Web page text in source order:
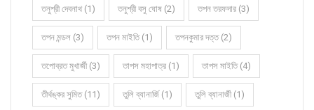
তনুশ্রী দেবনাথ (1) তনুশ্রী বসু ঘোষ (2) তপন তরফদার (3)
তপন মন্ডল (3) তপন মাইতি (1) তপনকুমার দত্ত (2)
তপোব্রত মুখার্জী (3) তাপস মহাপাত্র (1) তাপস মাইতি (4)
তীর্থঙ্কর সুমিত (11) তুলি ব্যানার্জি (1) তুলি ব্যানার্জী (1)